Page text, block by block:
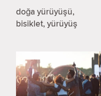
doğa yürüyüşü,
bisiklet, yürüyüş